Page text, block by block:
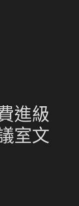
進級
室文